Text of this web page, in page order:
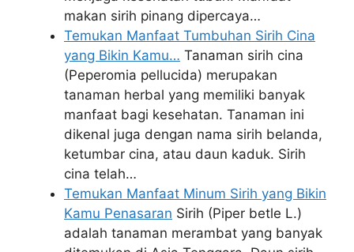
makan sirih pinang dipercaya…
Temukan Manfaat Tumbuhan Sirih Cina
yang Bikin Kamu… Tanaman sirih cina
(Peperomia pellucida) merupakan
tanaman herbal yang memiliki banyak
manfaat bagi kesehatan. Tanaman ini
dikenal juga dengan nama sirih belanda,
ketumbar cina, atau daun kaduk. Sirih
cina telah…
Temukan Manfaat Minum Sirih yang Bikin
Kamu Penasaran Sirih (Piper betle L.)
adalah tanaman merambat yang banyak